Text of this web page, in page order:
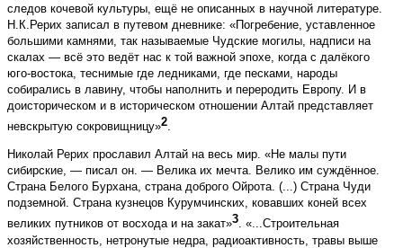
следов кочевой культуры, ещё не описанных в научной литературе.
Н.К.Рерих записал в путевом дневнике: «Погребение, уставленное
большими камнями, так называемые Чудские могилы, надписи на
скалах — всё это ведёт нас к той важной эпохе, когда с далёкого
юго-востока, теснимые где ледниками, где песками, народы
собирались в лавину, чтобы наполнить и переродить Европу. И в
доисторическом и в историче­ском отношении Алтай представляет
невскрытую сокровищницу»2.
Николай Рерих прославил Алтай на весь мир. «Не малы пути
сибирские, — писал он. — Велика их мечта. Велико им суждённое.
Страна Белого Бурхана, страна доброго Ойрота. (...) Страна Чуди
подземной. Страна кузнецов Курумчинских, ковавших коней всех
великих путников от восхода и на закат»3. «...Строительная
хозяйственность, нетронутые недра, радиоактивность, травы выше